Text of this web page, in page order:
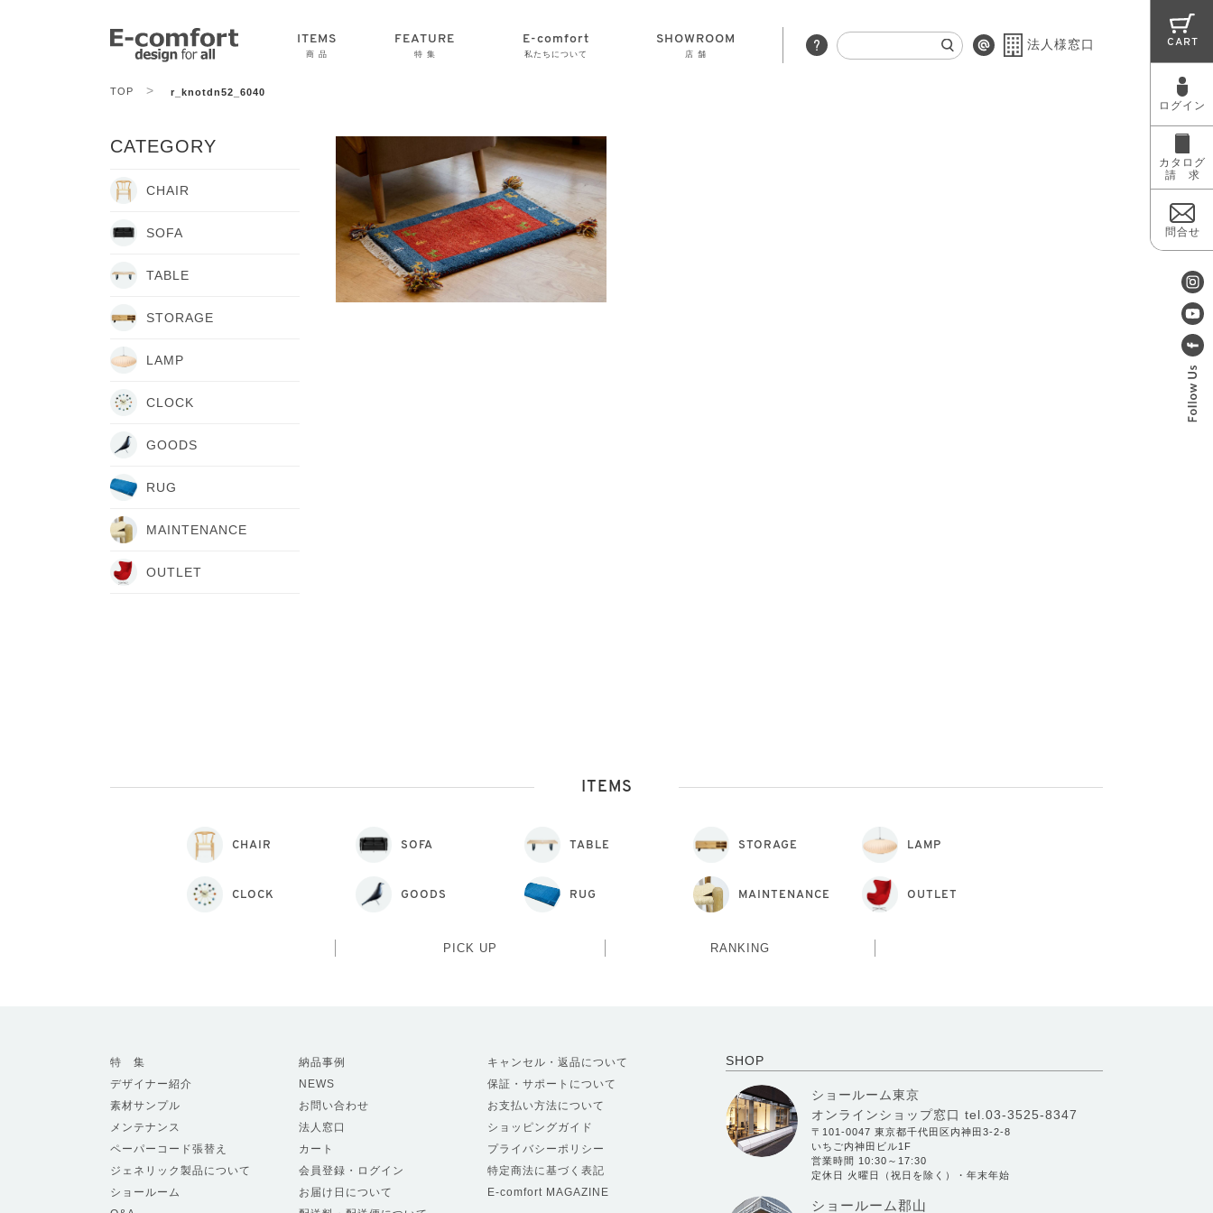
ITEMS
商 品
FEATURE
特 集
E-comfort
私たちについて
いて
SHOWROOM
店 舗
法人様窓口 CART
ログイン
カタログ
請 求
問合せ
TOP > r_knotdn52_6040
CATEGORY
CHAIR
SOFA
TABLE
STORAGE
LAMP
CLOCK
GOODS
RUG
MAINTENANCE
OUTLET
ITEMS
CHAIR SOFA TABLE STORAGE LAMP
CLOCK GOODS RUG MAINTENANCE OUTLET
PICK UP RANKING
SHOP
ショールーム東京
オンラインショップ窓口 tel.03-3525-8347
〒101-0047 東京都千代田区内神田3-2-8
いちご内神田ビル1F
営業時間 10:30～17:30
定休日 火曜日（祝日を除く）・年末年始
ショールーム郡山
特 集
デザイナー紹介
素材サンプル
メンテナンス
ペーパーコード張替え
ジェネリック製品について
ショールーム
納品事例
NEWS
お問い合わせ
法人窓口
カート
会員登録・ログイン
お届け日について
キャンセル・返品について
保証・サポートについて
お支払い方法について
ショッピングガイド
プライバシーポリシー
特定商法に基づく表記
E-comfort MAGAZINE